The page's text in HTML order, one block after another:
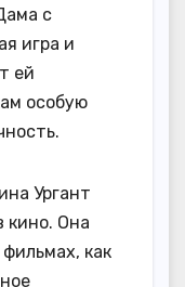
с
игра и
ей
особую
Ургант
кино. Она
как